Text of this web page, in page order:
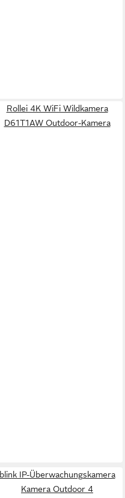
Rollei 4K WiFi Wildkamera
D61T1AW Outdoor-Kamera
blink IP-Überwachungskamera
Kamera Outdoor 4